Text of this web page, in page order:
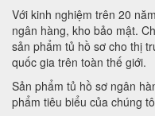
Với kinh nghiệm trên 20
ngân hàng, kho bảo mật.
sản phẩm tủ hồ sơ cho thị
quốc gia trên toàn thế giới.
Sản phẩm tủ hồ sơ ngân
phẩm tiêu biểu của chúng